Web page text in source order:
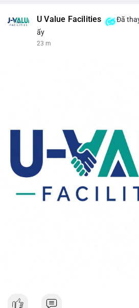
U Value Facilities
Đã
ấy
23 m